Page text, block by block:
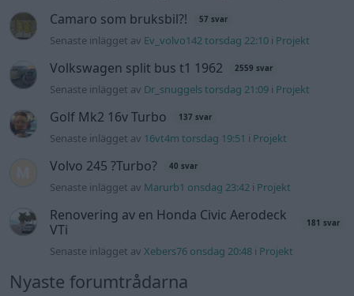
Camaro som bruksbil?! 57 svar
Senaste inlägget av Ev_volvo142 torsdag 22:10 i Projekt
Volkswagen split bus t1 1962 2559 svar
Senaste inlägget av Dr_snuggels torsdag 21:09 i Projekt
Golf Mk2 16v Turbo 137 svar
Senaste inlägget av 16vt4m torsdag 19:51 i Projekt
Volvo 245 ?Turbo? 40 svar
Senaste inlägget av Marurb1 onsdag 23:42 i Projekt
Renovering av en Honda Civic Aerodeck
VTi
181 svar
Senaste inlägget avXebers76 onsdag 20:48 i Projekt
Nyaste forumtrådarna